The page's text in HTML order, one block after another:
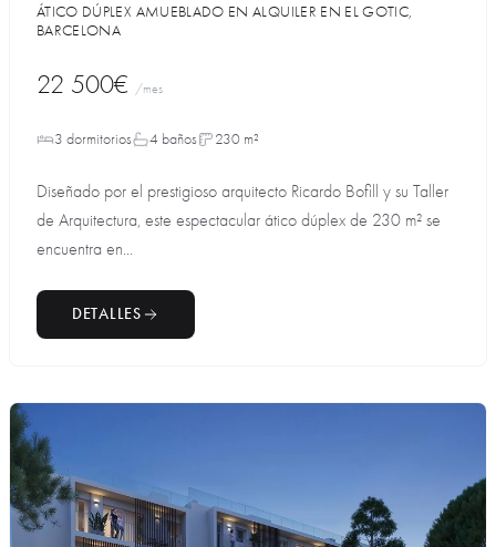
ÁTICO DÚPLEX AMUEBLADO EN ALQUILER EN EL GOTIC,
BARCELONA
22 500€ /mes
3 dormitorios 4 baños 230 m²
Diseñado por el prestigioso arquitecto Ricardo Bofill y su Taller
de Arquitectura, este espectacular ático dúplex de 230 m² se
encuentra en...
DETALLES